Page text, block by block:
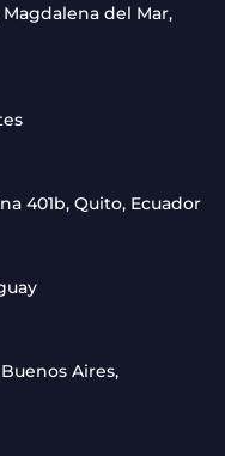
del Mar,
401b, Quito, Ecuador
Buenos Aires,